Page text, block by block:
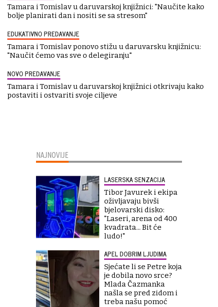
Tamara i Tomislav u daruvarskoj knjižnici: "Naučite kako
bolje planirati dan i nositi se sa stresom"
EDUKATIVNO PREDAVANJE
Tamara i Tomislav ponovo stižu u daruvarsku knjižnicu:
"Naučit ćemo vas sve o delegiranju"
NOVO PREDAVANJE
Tamara i Tomislav u daruvarskoj knjižnici otkrivaju kako
postaviti i ostvariti svoje ciljeve
NAJNOVIJE
LASERSKA SENZACIJA
Tibor Javurek i ekipa
oživljavaju bivši
bjelovarski disko:
"Laseri, arena od 400
kvadrata... Bit će
ludo!"
APEL DOBRIM LJUDIMA
Sjećate li se Petre koja
je dobila novo srce?
Mlada Čazmanka
našla se pred zidom i
treba našu pomoć